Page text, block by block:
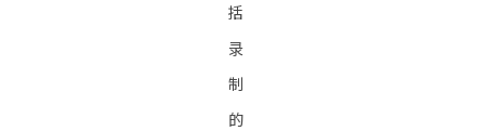
括
录
制
的